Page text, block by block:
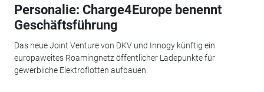
Personalie: Charge4Europe benennt
Geschäftsführung
Das neue Joint Venture von DKV und Innogy künftig ein
europaweites Roamingnetz öffentlicher Ladepunkte für
gewerbliche Elektroflotten aufbauen.